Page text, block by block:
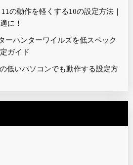
の動作を軽くする10の設定方法｜
に！
ーハンターワイルズを低スペック
ガイド
低いパソコンでも動作する設定方